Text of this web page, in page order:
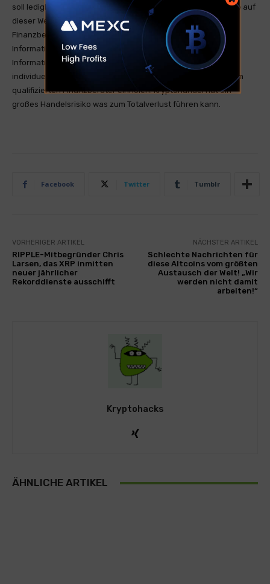
soll lediglich zum Informationsaustausch genutzt werden. Die auf
dieser Website bereitgestellten Informationen stellen keine
Finanzberatung dar und sind nicht als solche gedacht. Die
Informationen sind allgemeiner Natur und dienen nur zu
Informationszwecken. Wenn Sie Finanzberatung für Ihre
individuelle Situation benötigen, sollten Sie den Rat von einem
qualifizierten Finanzberater einholen. Kryptohandel hat ein
großes Handelsrisiko was zum Totalverlust führen kann.
Facebook Twitter Tumblr
VORHERIGER ARTIKEL
RIPPLE-Mitbegründer Chris
Larsen, das XRP inmitten
neuer jährlicher
Rekorddienste ausschifft
NÄCHSTER ARTIKEL
Schlechte Nachrichten für
diese Altcoins vom größten
Austausch der Welt! „Wir
werden nicht damit
arbeiten!“
Kryptohacks
ÄHNLICHE ARTIKEL